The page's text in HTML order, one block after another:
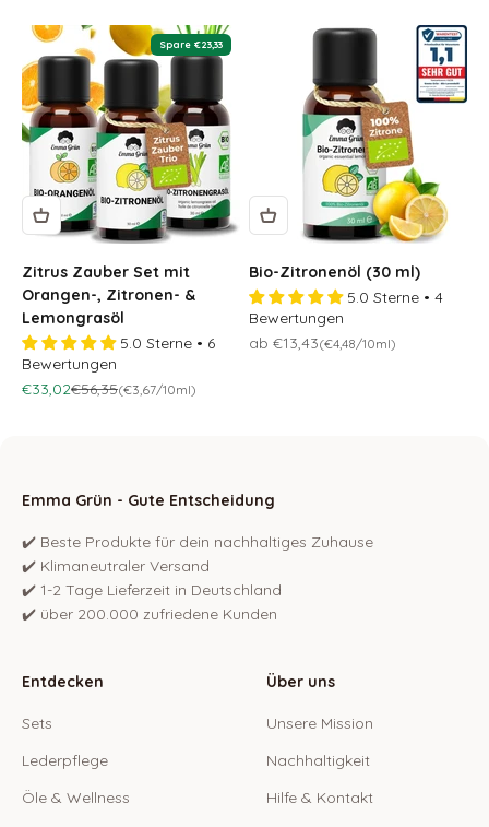
Spare €23,33
Zitrus Zauber Set mit
Orangen-, Zitronen- &
Lemongrasöl
5.0 Sterne • 6
Bewertungen
Osteraktion 🐣
€33,02Regulärer Preis
€56,35(€3,67/10ml)
Bio-Zitronenöl (30 ml)
5.0 Sterne • 4
Bewertungen
Osteraktion 🐣
ab €13,43(€4,48/10ml)
Emma Grün - Gute Entscheidung
✔️ Beste Produkte für dein nachhaltiges Zuhause
✔️ Klimaneutraler Versand
✔️ 1-2 Tage Lieferzeit in Deutschland
✔️ über 200.000 zufriedene Kunden
Entdecken
Sets
Lederpflege
Öle & Wellness
Über uns
Unsere Mission
Nachhaltigkeit
Hilfe & Kontakt